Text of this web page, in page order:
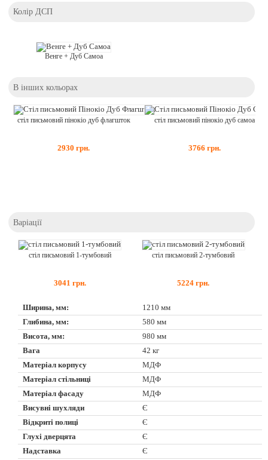
Колір ДСП
Венге + Дуб Самоа
В інших кольорах
стіл письмовий пінокіо дуб флагшток
2930 грн.
стіл письмовий пінокіо дуб самоа
3766 грн.
Варіації
стіл письмовий 1-тумбовий
3041 грн.
стіл письмовий 2-тумбовий
5224 грн.
Ширина, мм:
1210 мм
Глибина, мм:
580 мм
Висота, мм:
980 мм
Вага
42 кг
Матеріал корпусу
МДФ
Матеріал стільниці
МДФ
Матеріал фасаду
МДФ
Висувні шухляди
Є
Відкриті полиці
Є
Глухі дверцята
Є
Надставка
Є